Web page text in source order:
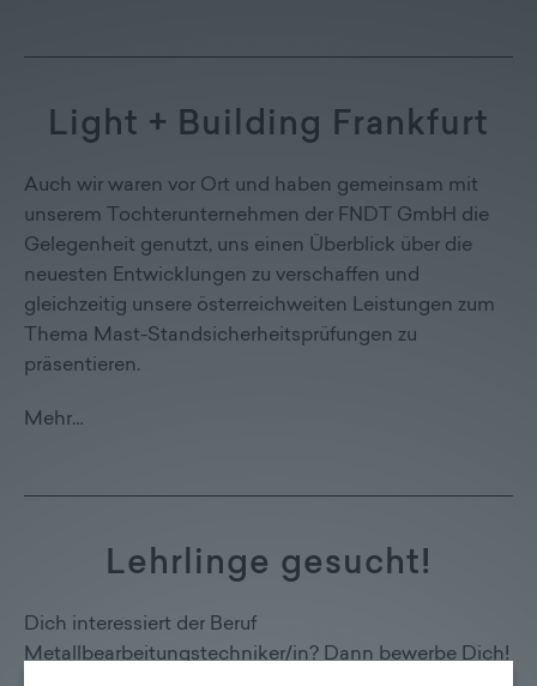
Light + Building Frankfurt
Auch wir waren vor Ort und haben gemeinsam mit
unserem Tochterunternehmen der FNDT GmbH die
Gelegenheit genutzt, uns einen Überblick über die
neuesten Entwicklungen zu verschaffen und
gleichzeitig unsere österreichweiten Leistungen zum
Thema Mast-Standsicherheitsprüfungen zu
präsentieren.
Mehr…
Lehrlinge gesucht!
Dich interessiert der Beruf
Metallbearbeitungstechniker/in? Dann bewerbe Dich!